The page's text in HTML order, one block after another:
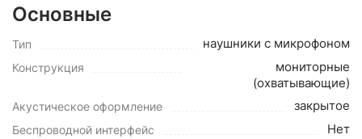
Основные
Тип наушники с микрофоном
Конструкция
мониторные
(охватывающие)
Акустическое оформление закрытое
Беспроводной интерфейс Нет